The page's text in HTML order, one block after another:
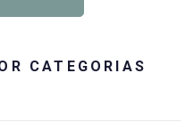
CATEGORIAS